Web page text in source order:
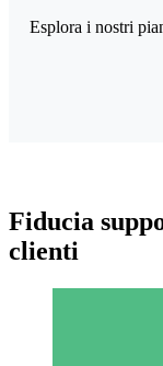
Esplora i nostri
Fiducia
clienti